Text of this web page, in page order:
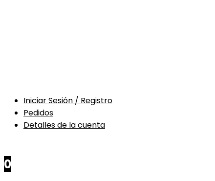
Iniciar Sesión / Registro
Pedidos
Detalles de la cuenta
0